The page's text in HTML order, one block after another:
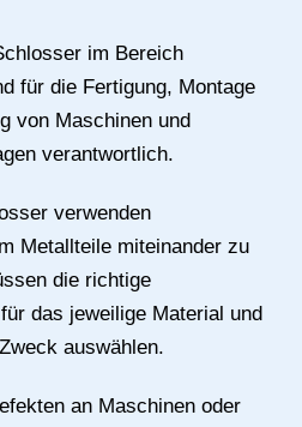
im Bereich
für die Fertigung, Montage
von Maschinen und
verantwortlich.
verwenden
Metallteile miteinander zu
die richtige
das jeweilige Material und
auswählen.
an Maschinen oder